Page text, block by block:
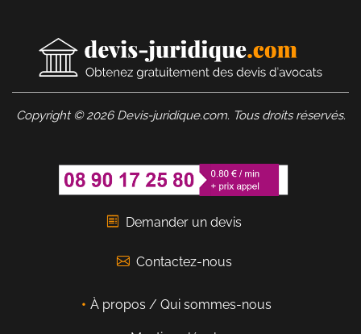
Copyright © 2026 Devis-juridique.com. Tous droits réservés.
Demander un devis
Contactez-nous
À propos / Qui sommes-nous